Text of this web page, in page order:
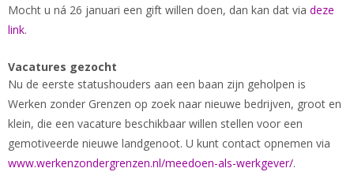
Mocht u ná 26 januari een gift willen doen, dan kan dat via deze
link.
Vacatures gezocht
Nu de eerste statushouders aan een baan zijn geholpen is
Werken zonder Grenzen op zoek naar nieuwe bedrijven, groot en
klein, die een vacature beschikbaar willen stellen voor een
gemotiveerde nieuwe landgenoot. U kunt contact opnemen via
www.werkenzondergrenzen.nl/meedoen-als-werkgever/.